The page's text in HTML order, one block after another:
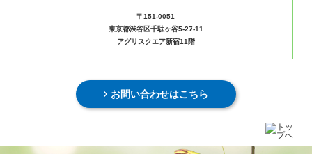
〒151-0051
東京都渋谷区千駄ヶ谷5-27-11
アグリスクエア新宿11階
お問い合わせはこちら